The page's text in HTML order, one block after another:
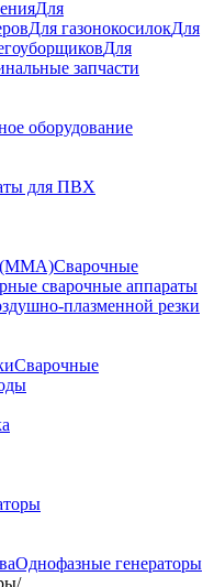
Для
Для газонокосилокДля
Для
запчасти
для ПВХ
(ММА)Сварочные
сварочные аппараты
плазменной резки
Сварочные
Однофазные генераторы
/